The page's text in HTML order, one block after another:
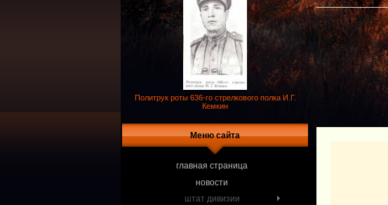
Политрук роты 636-го стрелкового полка И.Г.
Кемкин
Меню сайта
главная страница
новости
штат дивизии